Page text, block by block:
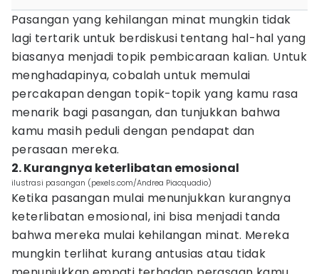
Pasangan yang kehilangan minat mungkin tidak
lagi tertarik untuk berdiskusi tentang hal-hal yang
biasanya menjadi topik pembicaraan kalian. Untuk
menghadapinya, cobalah untuk memulai
percakapan dengan topik-topik yang kamu rasa
menarik bagi pasangan, dan tunjukkan bahwa
kamu masih peduli dengan pendapat dan
perasaan mereka.
2. Kurangnya keterlibatan emosional
ilustrasi pasangan (pexels.com/Andrea Piacquadio)
Ketika pasangan mulai menunjukkan kurangnya
keterlibatan emosional, ini bisa menjadi tanda
bahwa mereka mulai kehilangan minat. Mereka
mungkin terlihat kurang antusias atau tidak